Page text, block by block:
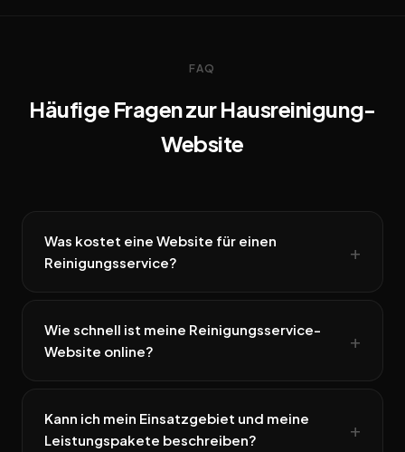
FAQ
Häufige Fragen zur Hausreinigung-
Website
Was kostet eine Website für einen
Reinigungsservice?
Wie schnell ist meine Reinigungsservice-
Website online?
Kann ich mein Einsatzgebiet und meine
Leistungspakete beschreiben?